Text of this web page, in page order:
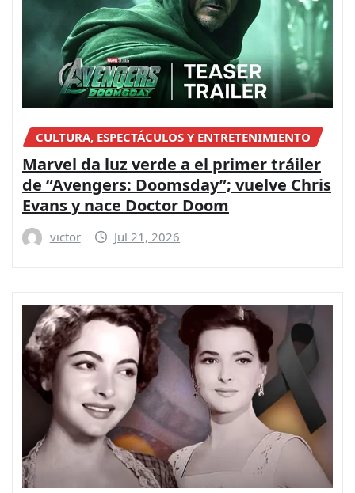
CULTURA, ESPECTÁCULOS Y ENTRETENIMIENTO
Marvel da luz verde a el primer tráiler
de “Avengers: Doomsday”; vuelve Chris
Evans y nace Doctor Doom
victor Jul 21, 2026